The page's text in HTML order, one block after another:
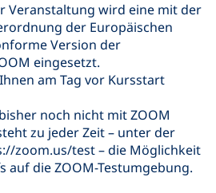
Veranstaltung wird eine mit der
der Europäischen
Version der
eingesetzt.
am Tag vor Kursstart
noch nicht mit ZOOM
zu jeder Zeit – unter der
zoom.us/test – die Möglichkeit
auf die ZOOM-Testumgebung.